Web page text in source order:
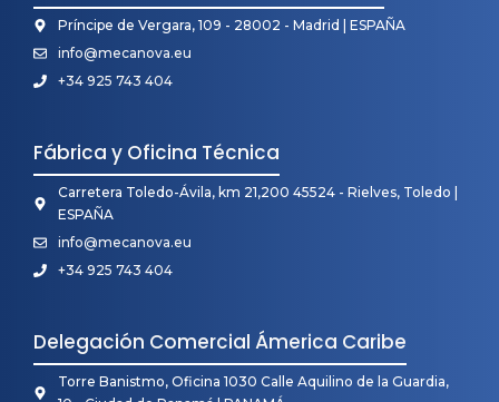
Príncipe de Vergara, 109 - 28002 - Madrid | ESPAÑA
info@mecanova.eu
+34 925 743 404
Fábrica y Oficina Técnica
Carretera Toledo-Ávila, km 21,200 45524 - Rielves, Toledo |
ESPAÑA
info@mecanova.eu
+34 925 743 404
Delegación Comercial Ámerica Caribe
Torre Banistmo, Oficina 1030 Calle Aquilino de la Guardia,